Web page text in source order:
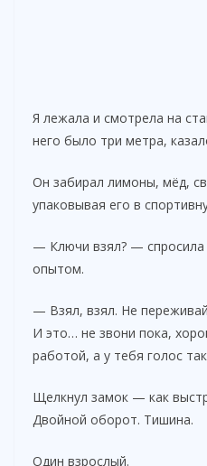
Я лежала и смотрела на
него было три метра,
Он забирал лимоны, мёд,
упаковывая его в
— Ключи взял? —
опытом.
— Взял, взял. Не
И это… не звони пока,
работой, а у тебя голос
Щелкнул замок — как
Двойной оборот. Тишина.
Один взрослый.